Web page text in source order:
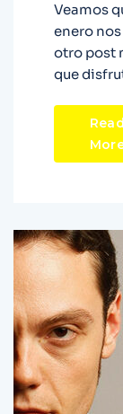
Veamos
enero
otro post
que
Read